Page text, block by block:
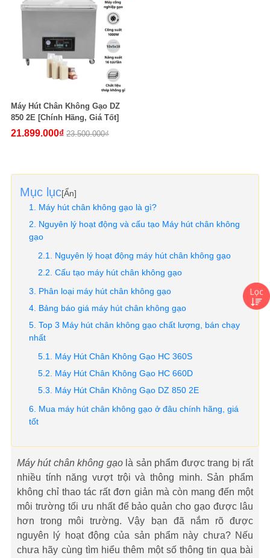
Máy Hút Chân Không Gạo DZ
850 2E [Chính Hãng, Giá Tốt]
21.899.000₫ 23.500.000₫
Mục lục[Ẩn]
Máy hút chân không gạo là gì?
Nguyên lý hoạt động và cấu tạo Máy hút chân không
gạo
Nguyên lý hoạt động máy hút chân không gạo
Cấu tạo máy hút chân không gạo
Phân loại máy hút chân không gạo
Bảng báo giá máy hút chân không gạo
Top 3 Máy hút chân không gạo chất lượng, bán chạy
nhất
Máy Hút Chân Không Gạo HC 360S
Máy Hút Chân Không Gạo HC 660D
Máy Hút Chân Không Gạo DZ 850 2E
Mua máy hút chân không gạo ở đâu chính hãng, giá
tốt
Máy hút chân không gạolà sản phẩm được trang bị rất
nhiều tính năng vượt trội và thông minh. Sản phẩm
không chỉ thao tác rất đơn giản mà còn mang đến một
môi trường tối ưu nhất để bảo quản cho gạo được lâu
hơn trong môi trường. Vậy bạn đã nắm rõ được
nguyên lý hoạt động của sản phẩm này chưa? Nếu
chưa hãy cùng tìm hiểu thêm một số thông tin qua bài